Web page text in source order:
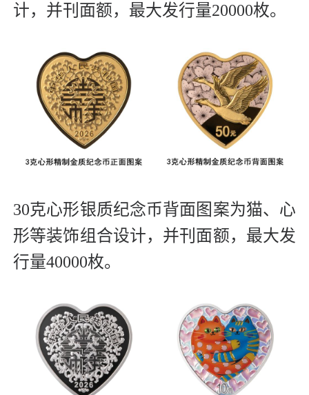
计，并刊面额，最大发行量20000枚。
30克心形银质纪念币背面图案为猫、心
形等装饰组合设计，并刊面额，最大发
行量40000枚。